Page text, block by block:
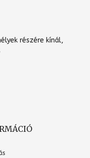
részére kínál,